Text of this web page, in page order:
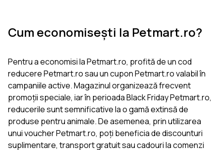
Cum economisești la Petmart.ro?
Pentru a economisi la Petmart.ro, profită de un cod
reducere Petmart.ro sau un cupon Petmart.ro valabil în
campaniile active. Magazinul organizează frecvent
promoții speciale, iar în perioada Black Friday Petmart.ro,
reducerile sunt semnificative la o gamă extinsă de
produse pentru animale. De asemenea, prin utilizarea
unui voucher Petmart.ro, poți beneficia de discounturi
suplimentare, transport gratuit sau cadouri la comenzi